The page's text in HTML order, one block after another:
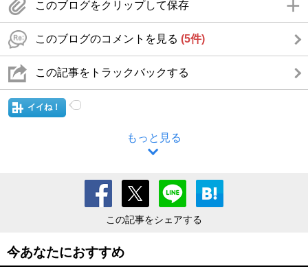
このブログをクリップして保存
このブログのコメントを見る (5件)
この記事をトラックバックする
イイね！
もっと見る
この記事をシェアする
今あなたにおすすめ